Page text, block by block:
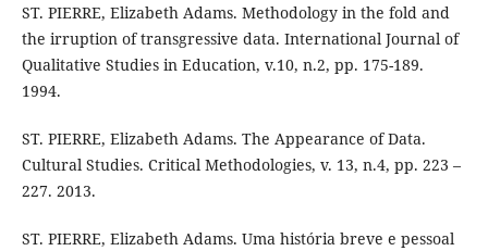
ST. PIERRE, Elizabeth Adams. Methodology in the fold and
the irruption of transgressive data. International Journal of
Qualitative Studies in Education, v.10, n.2, pp. 175-189.
1994.
ST. PIERRE, Elizabeth Adams. The Appearance of Data.
Cultural Studies. Critical Methodologies, v. 13, n.4, pp. 223 –
227. 2013.
ST. PIERRE, Elizabeth Adams. Uma história breve e pessoal